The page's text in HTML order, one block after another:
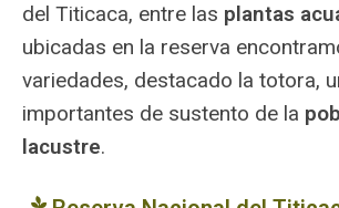
del Titicaca, entre las plantas
ubicadas en la reserva
variedades, destacado la totora,
importantes de sustento de la
lacustre.